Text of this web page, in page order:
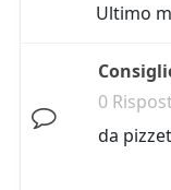
Ultimo
0
da